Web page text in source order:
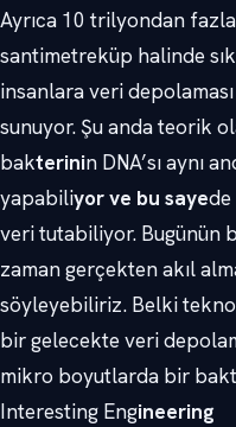
Ayrıca 10 trilyondan
santimetreküp halinde
insanlara veri
sunuyor. Şu anda teorik
bakterinin DNA’sı aynı
yapabiliyor ve bu sayede
veri tutabiliyor. Bugünün
zaman gerçekten akıl
söyleyebiliriz. Belki
bir gelecekte veri
mikro boyutlarda bir
Interesting Engineering